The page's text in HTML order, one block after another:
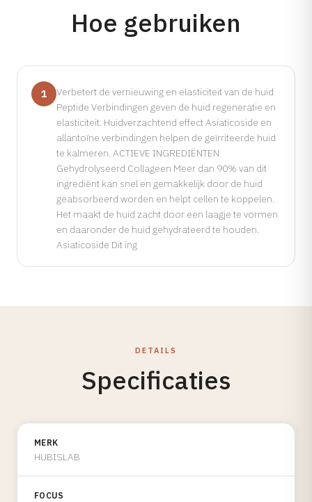
Hoe gebruiken
1
Verbetert de vernieuwing en elasticiteit van de huid
Peptide Verbindingen geven de huid regeneratie en
elasticiteit. Huidverzachtend effect Asiaticoside en
allantoïne verbindingen helpen de geïrriteerde huid
te kalmeren. ACTIEVE INGREDIËNTEN
Gehydrolyseerd Collageen Meer dan 90% van dit
ingrediënt kan snel en gemakkelijk door de huid
geabsorbeerd worden en helpt cellen te koppelen.
Het maakt de huid zacht door een laagje te vormen
en daaronder de huid gehydrateerd te houden.
Asiaticoside Dit ing
DETAILS
Specificaties
MERK
HUBISLAB
FOCUS